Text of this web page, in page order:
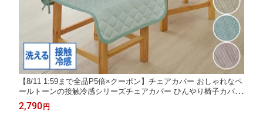
【8/11 1:59まで全品P5倍×クーポン】チェアカバー おしゃれなペ
ールトーンの接触冷感シリーズチェアカバー ひんやり椅子カバー
シンプルカバーシンプルカバーかけるだけオールシーズン無地お
しゃれ約50×140cm ニッセン nissen
2,790 円